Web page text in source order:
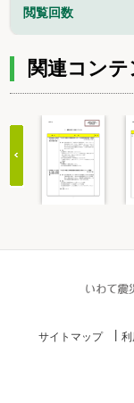
閲覧回数
関連コンテ
20
サイトマップ 利